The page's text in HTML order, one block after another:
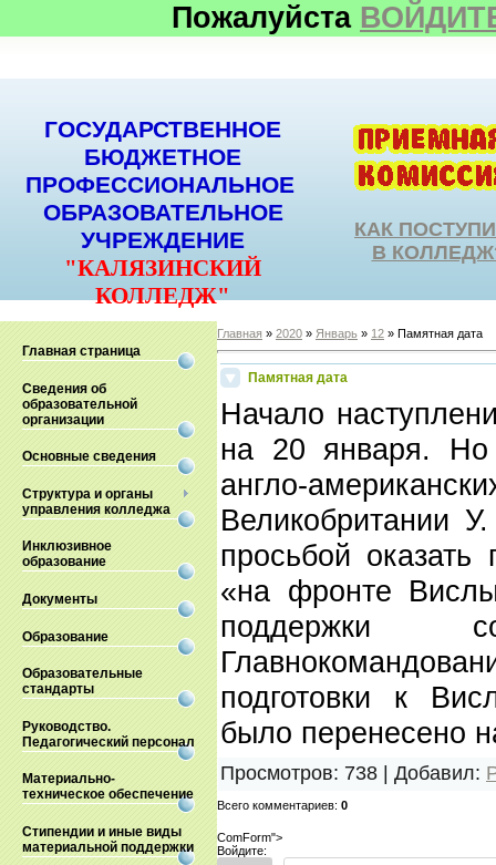
Пожалуйста
ГОСУДАРСТВЕННОЕ
БЮДЖЕТНОЕ
ПРОФЕССИОНАЛЬНОЕ
ОБРАЗОВАТЕЛЬНОЕ
УЧРЕЖДЕНИЕ
"КАЛЯЗИНСКИЙ
КОЛЛЕДЖ"
КАК
В
Главная страница
Сведения об
образовательной
организации
Основные сведения
Структура и органы
управления колледжа
Инклюзивное
образование
Документы
Образование
Образовательные
стандарты
Руководство.
Педагогический персонал
Материально-
техническое обеспечение
Стипендии и иные виды
материальной поддержки
Главная » 2020 » Январь » 12 » Памятная дата
Памятная дата
Начало
на 20 января. Но
англо-
Великобритании
просьбой
«на фронте
поддержки
подготовки к
было перенесено
Просмотров: 738 | Добавил:
Всего комментариев: 0
ComForm">
Войдите: